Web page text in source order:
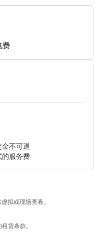
费
不可退
服务费
拟或现场查看。
赁条款。